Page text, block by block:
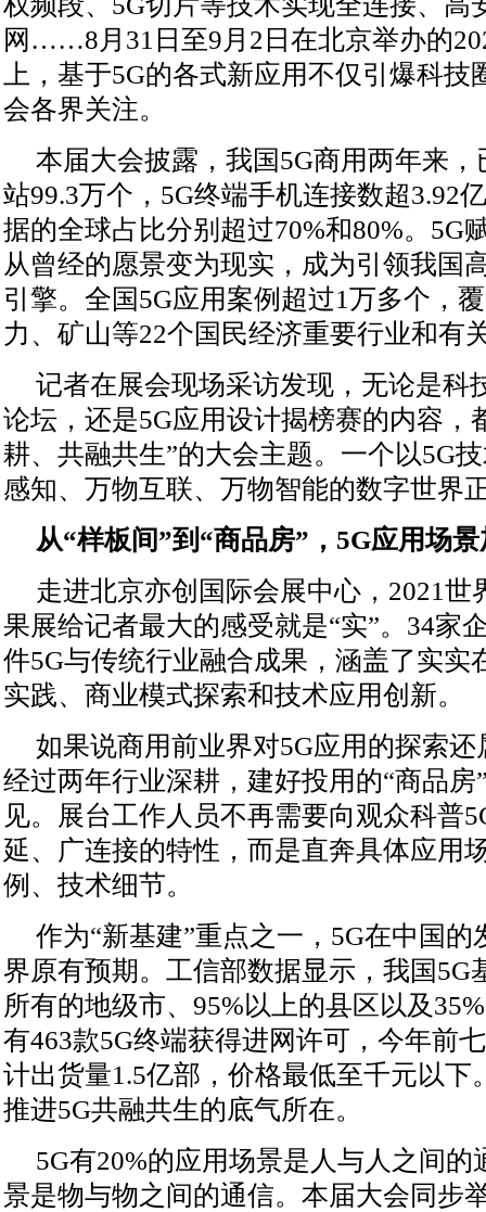
网……8月31日至9月2日在北京举办的
上，基于5G的各式新应用不仅引爆科技
会各界关注。
本届大会披露，我国5G商用两年来，
站99.3万个，5G终端手机连接数超3.92
据的全球占比分别超过70%和80%。5G
从曾经的愿景变为现实，成为引领我国
引擎。全国5G应用案例超过1万多个，
力、矿山等22个国民经济重要行业和有
记者在展会现场采访发现，无论是科
论坛，还是5G应用设计揭榜赛的内容，
耕、共融共生”的大会主题。一个以5G
感知、万物互联、万物智能的数字世界
从“样板间”到“商品房”，5G应用场
走进北京亦创国际会展中心，2021世
果展给记者最大的感受就是“实”。34家
件5G与传统行业融合成果，涵盖了实实
实践、商业模式探索和技术应用创新。
如果说商用前业界对5G应用的探索还
经过两年行业深耕，建好投用的“商品房
见。展台工作人员不再需要向观众科普
延、广连接的特性，而是直奔具体应用
例、技术细节。
作为“新基建”重点之一，5G在中国的
界原有预期。工信部数据显示，我国5G
所有的地级市、95%以上的县区以及
有463款5G终端获得进网许可，今年前
计出货量1.5亿部，价格最低至千元以下
推进5G共融共生的底气所在。
5G有20%的应用场景是人与人之间的
景是物与物之间的通信。本届大会同步